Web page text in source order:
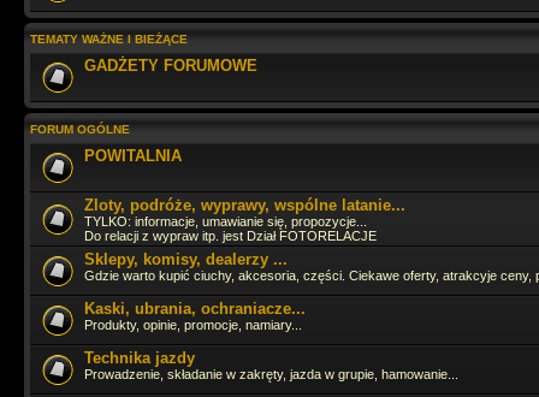
Jaki tu spokój
wow... przegapiłem.. cos tu sie działo
Szybko leci. Dobrze, że zglądasz raz w roku
Cześć Panowie jak tam życie ? Ostatnia moja wizyta tu to 16.06.2024
Pojeździłbym już GruSXR
jakoś pitbike jest fajny, ale duże moto i
adrenalinki
hahah
TEMATY WAŻNE I BIEŻĄCE
GADŻETY FORUMOWE
FORUM OGÓLNE
POWITALNIA
Zloty, podróże, wyprawy, wspólne latanie...
TYLKO: informacje, umawianie się, propozycje...
Do relacji z wypraw itp. jest Dział FOTORELACJE
Sklepy, komisy, dealerzy ...
Gdzie warto kupić ciuchy, akcesoria, części. Ciekawe oferty, atrakcyje ceny,
Kaski, ubrania, ochraniacze...
Produkty, opinie, promocje, namiary...
Technika jazdy
Prowadzenie, składanie w zakręty, jazda w grupie, hamowanie...